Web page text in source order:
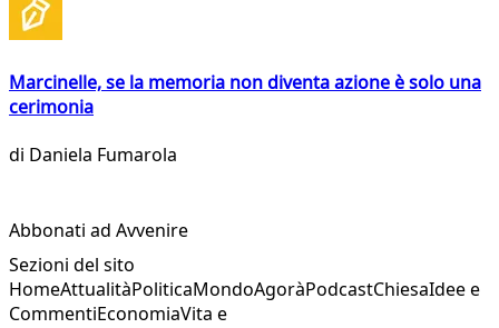
Marcinelle, se la memoria non diventa azione è solo una
cerimonia
di Daniela Fumarola
Abbonati ad Avvenire
Sezioni del sito
HomeAttualitàPoliticaMondoAgoràPodcastChiesaIdee e
CommentiEconomiaVita e